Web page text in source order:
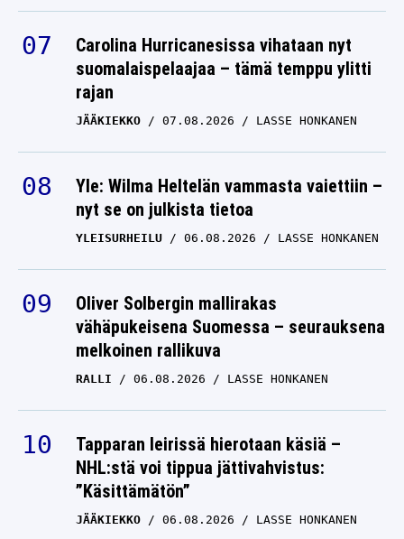
Carolina Hurricanesissa vihataan nyt
suomalaispelaajaa – tämä temppu ylitti
rajan
JÄÄKIEKKO 07.08.2026 LASSE HONKANEN
Yle: Wilma Heltelän vammasta vaiettiin –
nyt se on julkista tietoa
YLEISURHEILU 06.08.2026 LASSE HONKANEN
Oliver Solbergin mallirakas
vähäpukeisena Suomessa – seurauksena
melkoinen rallikuva
RALLI 06.08.2026 LASSE HONKANEN
Tapparan leirissä hierotaan käsiä –
NHL:stä voi tippua jättivahvistus:
”Käsittämätön”
JÄÄKIEKKO 06.08.2026 LASSE HONKANEN